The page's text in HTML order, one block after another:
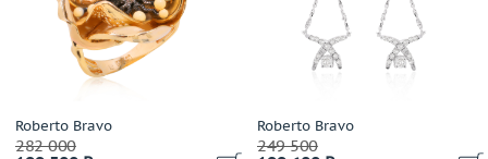
Damiani
Dario & Pietro
David Yurman
De Dears
De Grisogono
Roberto Bravo
282 000
Roberto Bravo
249 500